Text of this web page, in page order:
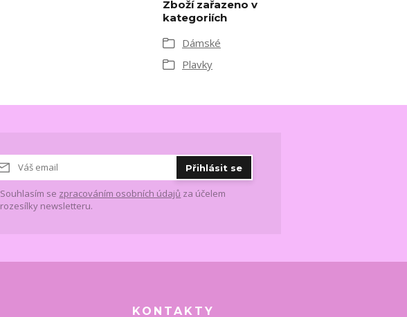
Zboží zařazeno v
kategoriích
Dámské
Plavky
Přihlásit se
Souhlasím se zpracováním osobních údajů za účelem
rozesílky newsletteru.
KONTAKTY